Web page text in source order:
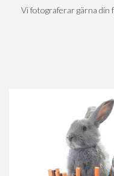
Vi fotograferar gärna din